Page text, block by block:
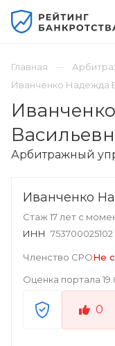
Главная
Иванченко Надежда
Арбитражный
Иванченко
Стаж 17 лет с
ИНН 753700025102
Членство СРОНе
Оценка портала
0